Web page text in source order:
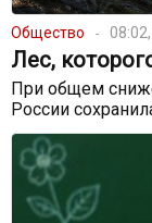
Общество
Лес,
При общем
России